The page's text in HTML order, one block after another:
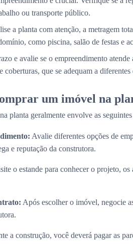
ou transporte público.
a planta com atenção, a metragem
como piscina, salão de festas e
e avalie se o empreendimento
que se adequam a
um imóvel na
planta geralmente envolve as seguintes
Avalie diferentes opções de
e reputação da construtora.
o estande para conhecer o projeto, os
Após escolher o imóvel, negocie
a construção, você deverá pagar as